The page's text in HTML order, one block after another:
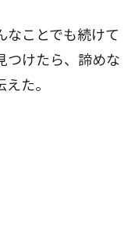
ことでも続けて
つけたら、諦めな
た。